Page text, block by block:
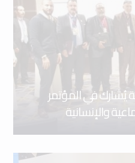
يُشارك في المؤتمر
والإنسانية